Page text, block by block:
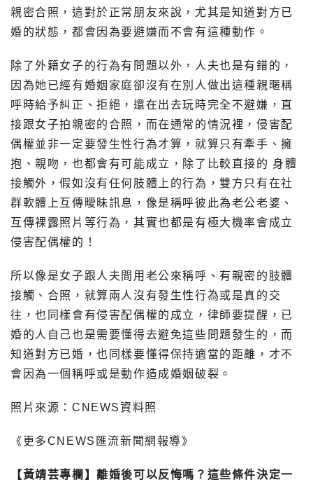
親密合照，這對於正常朋友來說，尤其是知道對方已
婚的狀態，都會因為要避嫌而不會有這種動作。
除了外籍女子的行為有問題以外，人夫也是有錯的，
因為她已經有婚姻家庭卻沒有在別人做出這種親暱稱
呼時給予糾正、拒絕，還在出去玩時完全不避嫌，直
接跟女子拍親密的合照，而在通常的情況裡，侵害配
偶權並非一定要發生性行為才算，就算只有牽手、擁
抱、親吻，也都會有可能成立，除了比較直接的 身體
接觸外，假如沒有任何肢體上的行為，雙方只有在社
群軟體上互傳曖昧訊息，像是稱呼彼此為老公老婆、
互傳裸露照片等行為，其實也都是有極大機率會成立
侵害配偶權的！
所以像是女子跟人夫間用老公來稱呼、有親密的肢體
接觸、合照，就算兩人沒有發生性行為或是真的交
往，也同樣會有侵害配偶權的成立，律師要提醒，已
婚的人自己也是需要懂得去避免這些問題發生的，而
知道對方已婚，也同樣要懂得保持適當的距離，才不
會因為一個稱呼或是動作造成婚姻破裂。
照片來源：CNEWS資料照
《更多CNEWS匯流新聞網報導》
【黃靖芸專欄】離婚後可以反悔嗎？這些條件決定一